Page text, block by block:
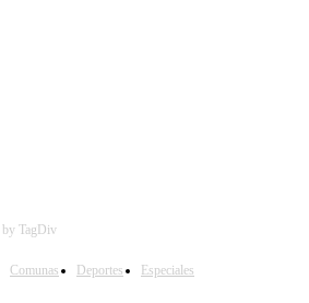
by TagDiv
Comunas Deportes
Especiales